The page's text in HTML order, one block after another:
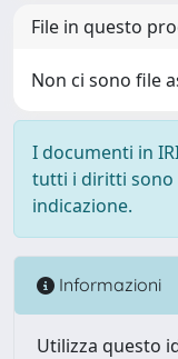
File in questo
Non ci sono file
I documenti in
tutti i diritti sono
indicazione.
Informazioni
Utilizza questo